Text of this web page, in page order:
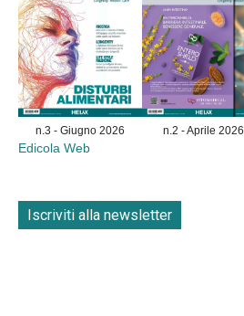
n.3 - Giugno 2026 n.2 - Aprile 2026
Edicola Web
Iscriviti alla newsletter